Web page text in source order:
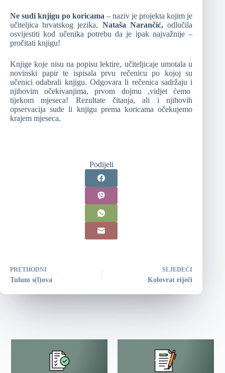
Ne sudi knjigu po koricama – naziv je projekta kojim je
učiteljica hrvatskog jezika, Nataša Narančić,odlučila
osvijestiti kod učenika potrebu da je ipak najvažnije –
pročitati knjigu!
Knjige koje nisu na popisu lektire, učiteljicaje umotala u
novinski papir te ispisala prvu rečenicu po kojoj su
učenici odabrali knjigu. Odgovara li rečenica sadržaju i
njihovim očekivanjima, prvom dojmu ,vidjet ćemo
tijekom mjeseca! Rezultate čitanja, ali i njihovih
opservacija sude li knjigu prema koricama očekujemo
krajem mjeseca.
Podijeli
PRETHODNI
Tulum s(l)ova
SLJEDEĆI
Kolovrat riječi